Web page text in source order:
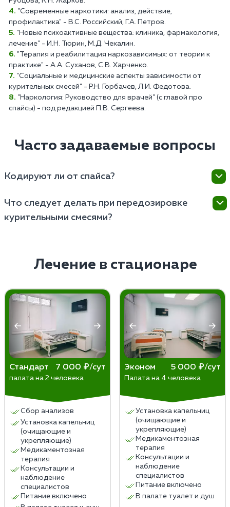
"Современные наркотики: анализ, действие,
профилактика" - В.С. Российский, Г.А. Петров.
"Новые психоактивные вещества: клиника, фармакология,
лечение" - И.Н. Тюрин, М.Д. Чекалин.
"Терапия и реабилитация наркозависимых: от теории к
практике" - А.А. Суханов, С.В. Харченко.
"Социальные и медицинские аспекты зависимости от
курительных смесей" - Р.Н. Горбачев, Л.И. Федотова.
"Наркология: Руководство для врачей" (с главой про
спайсы) - под редакцией П.В. Сергеева.
Часто задаваемые вопросы
Кодируют ли от спайса?
лечения, но его эффективность зависит от
индивидуальных особенностей пациента и
психотерапевтическое (Довженко, гипноз)
выбирается после консультации с наркологом.
Что следует делать при передозировке
курительными смесями?
состояние пациента может быстро ухудшиться, и
требуется профессиональное медицинское
предпринять какие-либо меры самостоятельно.
Единственное, что допустимо сделать — поместить
человека в хорошо проветриваемое помещение и
обеспечить ему полный покой до приезда бригады
наркологов.
Лечение в стационаре
Стандарт 7 000 ₽/сут
палата на 2 человека
Сбор анализов
Установка капельниц
(очищающие и
укрепляющие)
Медикаментозная
терапия
Консультации и
наблюдение
специалистов
Питание включено
Эконом 5 000 ₽/сут
Палата на 4 человека
Установка капельниц
(очищающие и
укрепляющие)
Медикаментозная
терапия
Консультации и
наблюдение
специалистов
Питание включено
В палате туалет и душ